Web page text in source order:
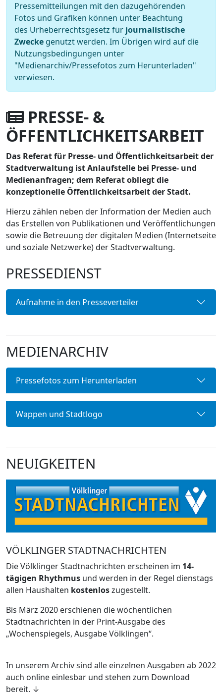
Pressemitteilungen mit den dazugehörenden
Fotos und Grafiken können unter Beachtung
des Urheberrechtsgesetz für journalistische
Zwecke genutzt werden. Im Übrigen wird auf die
Nutzungsbedingungen unter
"Medienarchiv/Pressefotos zum Herunterladen"
verwiesen.
PRESSE- &
ÖFFENTLICHKEITSARBEIT
Das Referat für Presse- und Öffentlichkeitsarbeit der
Stadtverwaltung ist Anlaufstelle bei Presse- und
Medienanfragen; dem Referat obliegt die
konzeptionelle Öffentlichkeitsarbeit der Stadt.
Hierzu zählen neben der Information der Medien auch
das Erstellen von Publikationen und Veröffentlichungen
sowie die Betreuung der digitalen Medien (Internetseite
und soziale Netzwerke) der Stadtverwaltung.
PRESSEDIENST
Aufnahme in den Presseverteiler
MEDIENARCHIV
Pressefotos zum Herunterladen
Wappen und Stadtlogo
NEUIGKEITEN
VÖLKLINGER STADTNACHRICHTEN
Die Völklinger Stadtnachrichten erscheinen im 14-
tägigen Rhythmus und werden in der Regel dienstags
allen Haushalten kostenloszugestellt.
Bis März 2020 erschienen die wöchentlichen
Stadtnachrichten in der Print-Ausgabe des
„Wochenspiegels, Ausgabe Völklingen“.
In unserem Archiv sind alle einzelnen Ausgaben ab 2022
auch online einlesbar und stehen zum Download
bereit. ↓